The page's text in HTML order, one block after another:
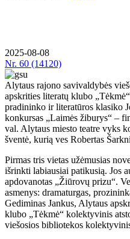
2025-08-08
Nr. 60 (14120)
Alytaus rajono savivaldybės
apskrities literatų klubo
pradininko ir literatūros klasiko
konkursas „Laimės žiburys“ –
val. Alytaus miesto teatre vyks
šventė, kurią ves Robertas
Pirmas tris vietas užėmusias
išrinkti labiausiai patikusią. Jos
apdovanotas „Žiūrovų prizu“.
asmenys: dramaturgas,
Gediminas Jankus, Alytaus
klubo „Tėkmė“ kolektyvinis
viešosios bibliotekos